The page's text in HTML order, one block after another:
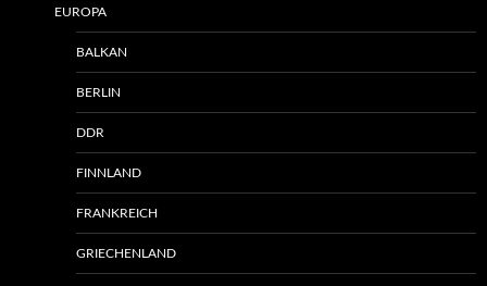
EUROPA
BALKAN
BERLIN
DDR
FINNLAND
FRANKREICH
GRIECHENLAND